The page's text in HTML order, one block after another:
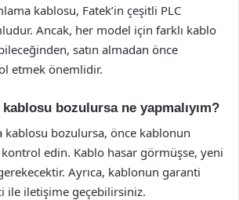
kablosu, Fatek’in çeşitli PLC
Ancak, her model için farklı kablo
satın almadan önce
etmek önemlidir.
bozulursa ne yapmalıyım?
kablosu bozulursa, önce kablonun
edin. Kablo hasar görmüşse, yeni
Ayrıca, kablonun garanti
ile iletişime geçebilirsiniz.